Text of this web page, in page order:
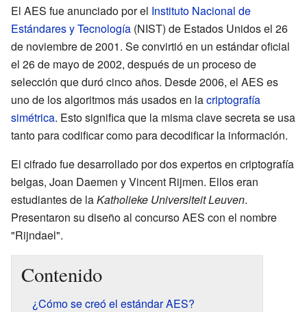
El AES fue anunciado por el Instituto Nacional de
Estándares y Tecnología (NIST) de Estados Unidos el 26
de noviembre de 2001. Se convirtió en un estándar oficial
el 26 de mayo de 2002, después de un proceso de
selección que duró cinco años. Desde 2006, el AES es
uno de los algoritmos más usados en lacriptografía
simétrica. Esto significa que la misma clave secreta se usa
tanto para codificar como para decodificar la información.
El cifrado fue desarrollado por dos expertos en criptografía
belgas, Joan Daemen y Vincent Rijmen. Ellos eran
estudiantes de laKatholieke Universiteit Leuven.
Presentaron su diseño al concurso AES con el nombre
"Rijndael".
Contenido
¿Cómo se creó el estándar AES?